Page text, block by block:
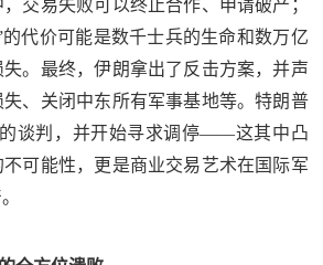
交易失败可以终止合作、申请破产；
代价可能是数千士兵的生命和数万亿
。最终，伊朗拿出了反击方案，并声
、关闭中东所有军事基地等。特朗普
谈判，并开始寻求调停——这其中凸
可能性，更是商业交易艺术在国际军